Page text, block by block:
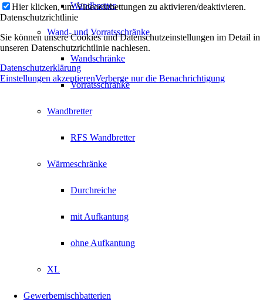
Wandbretter
Wand- und Vorratsschränke
Wandschränke
Vorratsschränke
Wandbretter
RFS Wandbretter
Wärmeschränke
Durchreiche
mit Aufkantung
ohne Aufkantung
XL
Gewerbemischbatterien
Hier klicken, um Videoeinbettungen zu aktivieren/deaktivieren.
Datenschutzrichtlinie
Sie können unsere Cookies und Datenschutzeinstellungen im Detail in
unseren Datenschutzrichtlinie nachlesen.
Datenschutzerklärung
Einstellungen akzeptierenVerberge nur die Benachrichtigung